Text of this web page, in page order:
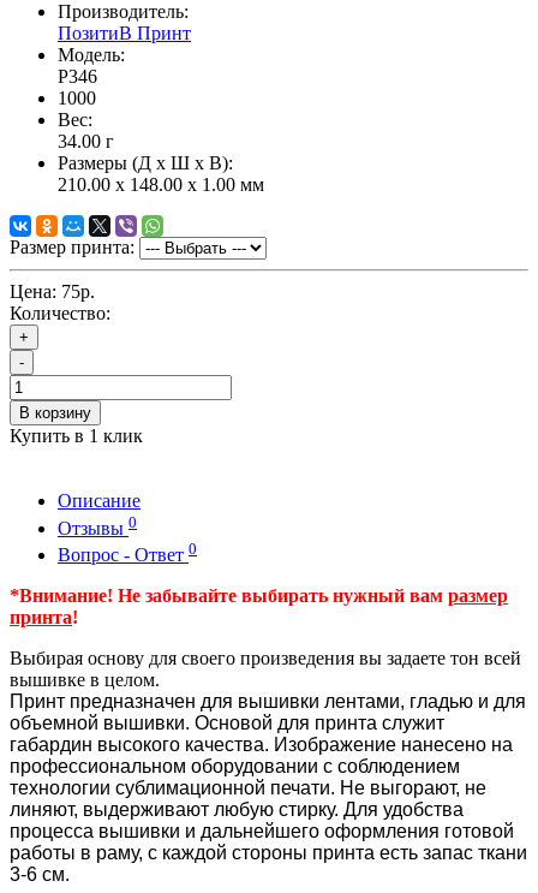
Производитель:
ПозитиВ Принт
Модель:
P346
1000
Вес:
34.00 г
Размеры (Д x Ш x В):
210.00 x 148.00 x 1.00 мм
Размер принта:
Цена: 75р.
Количество:
+
-
В корзину
Купить в 1 клик
Описание
Отзывы 0
Вопрос - Ответ 0
*Внимание! Не забывайте выбирать нужный вам размер
принта!
Выбирая основу для своего произведения вы задаете тон всей
вышивке в целом.
Принт предназначен для вышивки лентами, гладью и для
объемной вышивки. Основой для принта служит
габардин высокого качества. Изображение нанесено на
профессиональном оборудовании с соблюдением
технологии сублимационной печати. Не выгорают, не
линяют, выдерживают любую стирку. Для удобства
процесса вышивки и дальнейшего оформления готовой
работы в раму, с каждой стороны принта есть запас ткани
3-6 см.